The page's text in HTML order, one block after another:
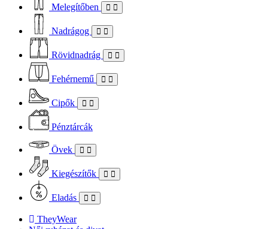
Melegítőben
Nadrágog
Rövidnadrág
Fehérnemű
Cipők
Pénztárcák
Övek
Kiegészítők
Eladás
TheyWear